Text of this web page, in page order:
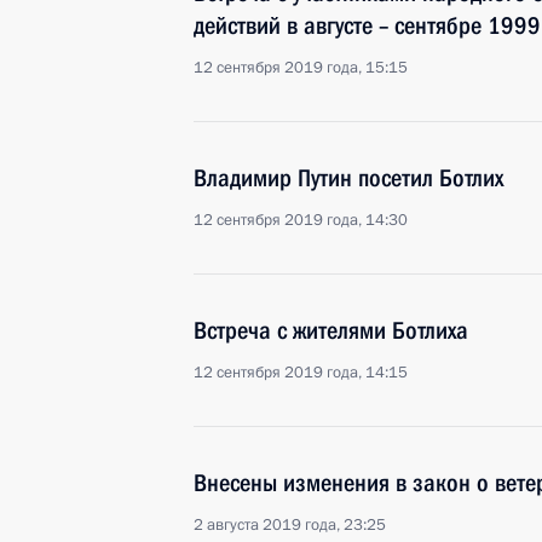
действий в августе – сентябре
12 сентября 2019 года, 15:15
Владимир Путин посетил Ботлих
12 сентября 2019 года, 14:30
Встреча с жителями Ботлиха
12 сентября 2019 года, 14:15
Внесены изменения в закон о
2 августа 2019 года, 23:25